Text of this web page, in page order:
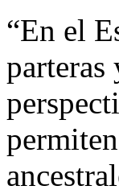
“En el
parteras